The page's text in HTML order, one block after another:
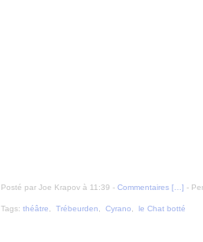
Posté par Joe Krapov à 11:39 - Commentaires [ ] -
Tags: théâtre Trébeurden Cyrano le Chat botté